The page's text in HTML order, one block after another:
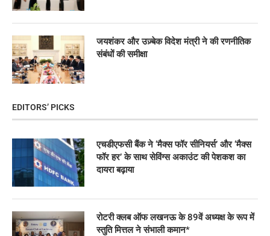
जयशंकर और उज़्बेक विदेश मंत्री ने की रणनीतिक
संबंधों की समीक्षा
EDITORS’ PICKS
एचडीएफसी बैंक ने ‘मैक्स फॉर सीनियर्स’ और ‘मैक्स
फॉर हर’ के साथ सेविंग्स अकाउंट की पेशकश का
दायरा बढ़ाया
रोटरी क्लब ऑफ लखनऊ के 89वें अध्यक्ष के रूप में
स्तुति मित्तल ने संभाली कमान*